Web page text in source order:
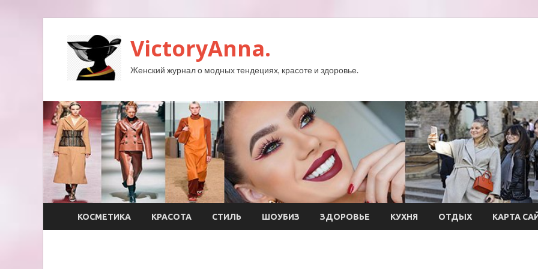
VictoryAnna.
Женский журнал о модных тендециях, красоте и здоровье.
КОСМЕТИКА КРАСОТА СТИЛЬ ШОУБИЗ ЗДОРОВЬЕ КУХНЯ ОТДЫХ КАРТА